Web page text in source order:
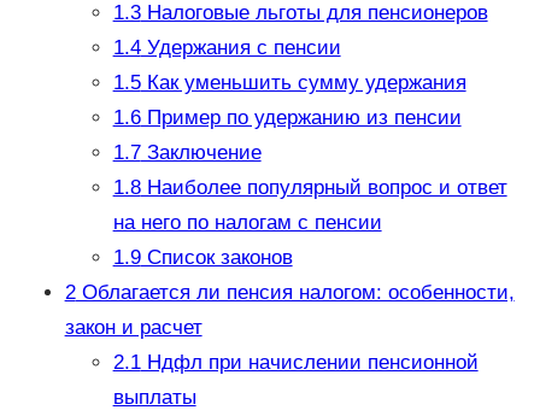
1.3Налоговые льготы для пенсионеров
1.4Удержания с пенсии
1.5Как уменьшить сумму удержания
1.6Пример по удержанию из пенсии
1.7Заключение
1.8Наиболее популярный вопрос и ответ
на него по налогам с пенсии
1.9Список законов
2Облагается ли пенсия налогом: особенности,
закон и расчет
2.1Ндфл при начислении пенсионной
выплаты